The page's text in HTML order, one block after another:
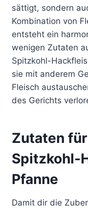
sättigt, sondern
Kombination von
entsteht ein
wenigen Zutaten
Spitzkohl-
sie mit anderem
Fleisch
des Gerichts
Zutaten
Spitzkohl-
Pfanne
Damit dir die